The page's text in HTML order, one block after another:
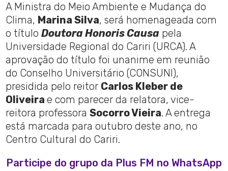
A Ministra do Meio Ambiente e Mudança do
Clima, Marina Silva, será homenageada com
o títuloDoutora Honoris Causa pela
Universidade Regional do Cariri (URCA). A
aprovação do título foi unanime em reunião
do Conselho Universitário (CONSUNI),
presidida pelo reitor Carlos Kleber de
Oliveirae com parecer da relatora, vice-
reitora professoraSocorro Vieira. A entrega
está marcada para outubro deste ano, no
Centro Cultural do Cariri.
Participe do grupo da Plus FM no WhatsApp